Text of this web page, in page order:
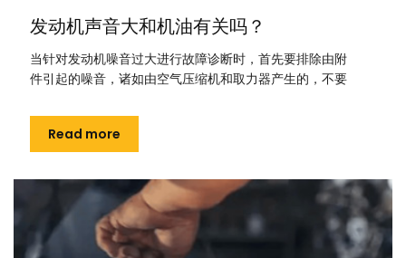
发动机声音大和机油有关吗？
当针对发动机噪音过大进行故障诊断时，首先要排除由附
件引起的噪音，诸如由空气压缩机和取力器产生的，不要
Read more